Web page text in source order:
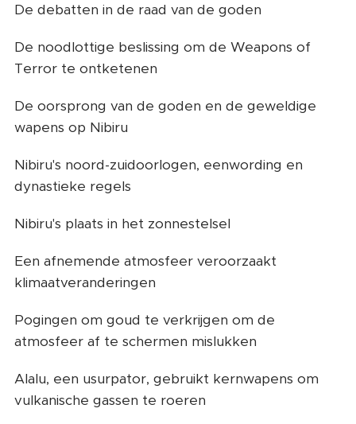
De debatten in de raad van de goden
De noodlottige beslissing om de Weapons of
Terror te ontketenen
De oorsprong van de goden en de geweldige
wapens op Nibiru
Nibiru's noord-zuidoorlogen, eenwording en
dynastieke regels
Nibiru's plaats in het zonnestelsel
Een afnemende atmosfeer veroorzaakt
klimaatveranderingen
Pogingen om goud te verkrijgen om de
atmosfeer af te schermen mislukken
Alalu, een usurpator, gebruikt kernwapens om
vulkanische gassen te roeren